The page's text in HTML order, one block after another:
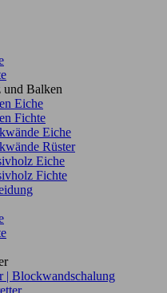
und Balken
Eiche
Fichte
Eiche
Rüster
Eiche
Fichte
| Blockwandschalung